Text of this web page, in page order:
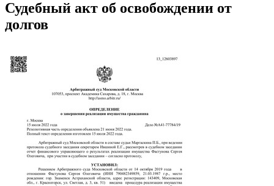
Судебный акт об освобождении от
долгов